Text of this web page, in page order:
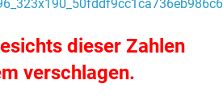
dieser Zahlen
verschlagen.